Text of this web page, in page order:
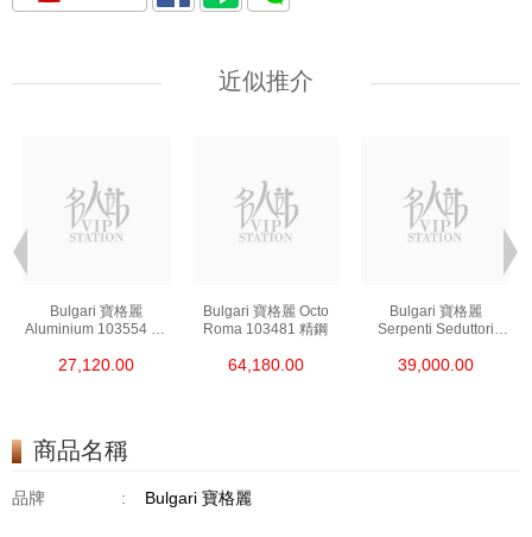
近似推介
Bulgari 寶格麗
Aluminium 103554 鋁/
27,120.00
Bulgari 寶格麗 Octo
Roma 103481 精鋼
64,180.00
Bulgari 寶格麗
Serpenti Seduttori
39,000.00
商品名稱
品牌 : Bulgari 寶格麗